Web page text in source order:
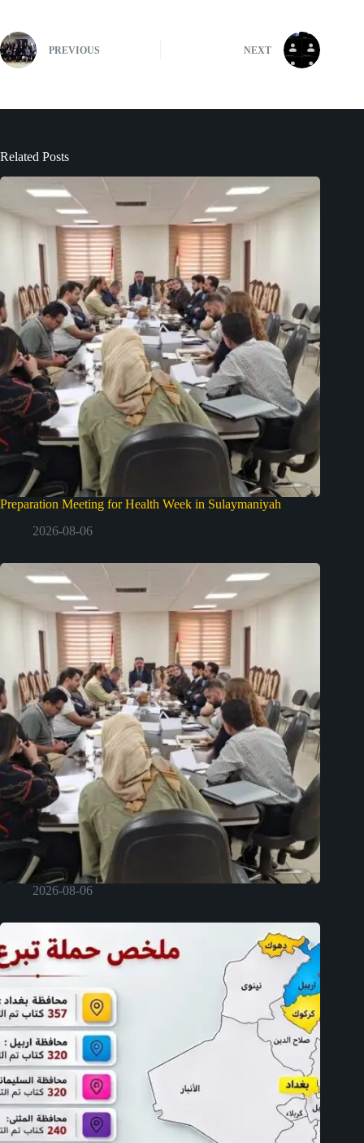
PREVIOUS NEXT
Related Posts
Preparation Meeting for Health Week in Sulaymaniyah
2026-08-06
2026-08-06